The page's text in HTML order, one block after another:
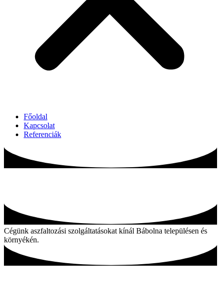
Főoldal
Kapcsolat
Referenciák
Cégünk aszfaltozási szolgáltatásokat kínál Bábolna településen és
környékén.